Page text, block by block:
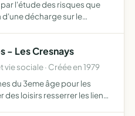
l'étude des risques que
décharge sur le
- Les Cresnays
sociale · Créée en 1979
du 3eme âge pour les
loisirs resserrer les liens